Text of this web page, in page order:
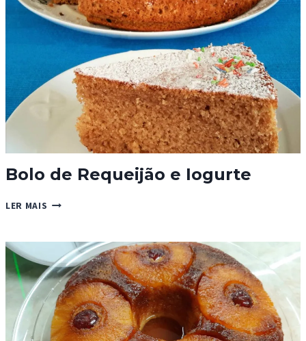
Bolo de Requeijão e Iogurte
LER MAIS BOLO
E
IOGURTE